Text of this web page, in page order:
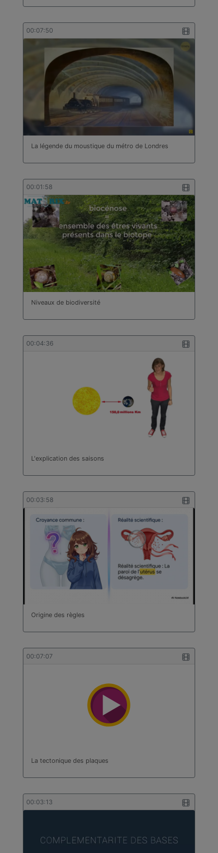
00:07:50
La légende du moustique du métro de Londres
00:01:58
Niveaux de biodiversité
00:04:36
L'explication des saisons
00:03:58
Origine des règles
00:07:07
La tectonique des plaques
00:03:13